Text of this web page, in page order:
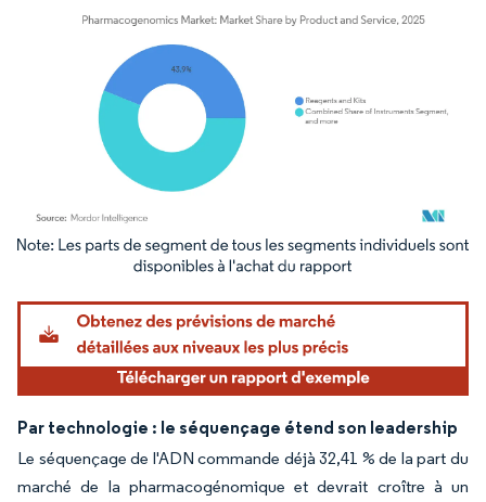
Image © Mordor Intelligence. La réutilisation nécessite une attribution sous CC BY
Par technologie : le séquençage étend son leadership
Le séquençage de l'ADN commande déjà 32,41 % de la part du
marché de la pharmacogénomique et devrait croître à un